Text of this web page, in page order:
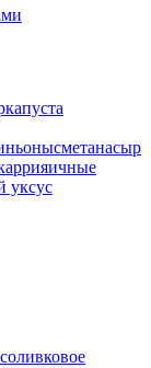
капуста
сметанасыр
яичные
уксус
оливковое